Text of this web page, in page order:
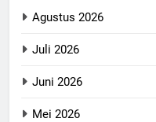
Agustus 2026
Juli 2026
Juni 2026
Mei 2026